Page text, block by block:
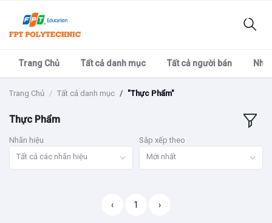
Trang Chủ Tất cả danh mục Tất cả người bán
Trang Chủ Tất cả danh mục "Thực Phẩm"
Thực Phẩm
Nhãn hiệu
Tất cả các nhãn hiệu
Sắp xếp theo
Mới nhất
‹ 1 ›